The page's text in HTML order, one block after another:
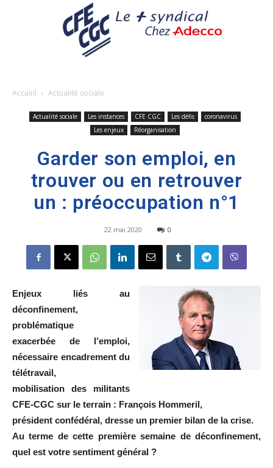
Accueil Actualité sociale
Actualité sociale Les instances CFE CGC Les défis
coronavirus
Les enjeux
Réorganisation
Garder son emploi, en
trouver ou en retrouver
un : préoccupation n°1
22 mai 2020 0
Enjeux liés au
déconfinement,
problématique
exacerbée de l’emploi,
nécessaire encadrement du
télétravail,
mobilisation des militants
CFE-CGC sur le terrain : François Hommeril,
président confédéral, dresse un premier bilan de la crise.
Au terme de cette première semaine de déconfinement,
quel est votre sentiment général ?